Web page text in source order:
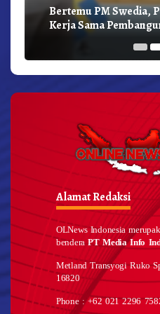
Bertemu PM Swedia,
Kerja Sama
Alamat Redaksi
OLNews Indonesia
benderaPT Media Info
Metland Transyogi Ruko
16820
Phone : +62 021 2296